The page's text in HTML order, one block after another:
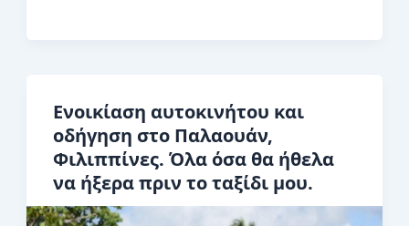
Πουέρτο
Πρινσέσα
του
Παλαουάν
Ενοικίαση αυτοκινήτου και
οδήγηση στο Παλαουάν,
Φιλιππίνες. Όλα όσα θα ήθελα
να ήξερα πριν το ταξίδι μου.